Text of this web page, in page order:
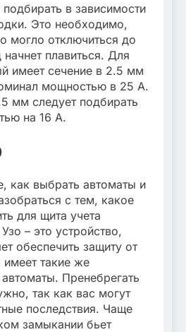
в зависимости
Это необходимо,
могло отключиться до
плавиться. Для
имеет сечение в 2.5 мм
мощностью в 25 А.
мм следует подбирать
на 16 А.
как выбрать автоматы и
с тем, какое
для щита учета
– это устройство,
обеспечить защиту от
имеет такие же
Пренебрегать
так как вас могут
последствия. Чаще
замыкании бьет